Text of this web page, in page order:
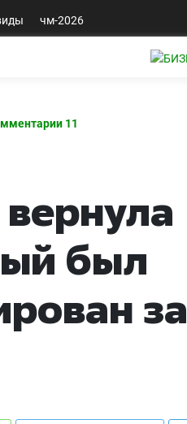
чм-2026
11
был
за